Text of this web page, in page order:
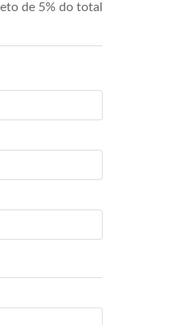
de 5% do total